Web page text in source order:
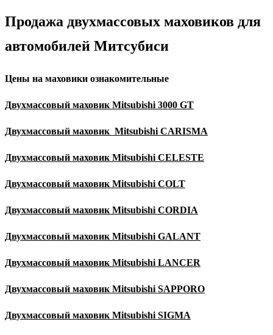
Продажа двухмассовых маховиков для
автомобилей Митсубиси
Цены на маховики ознакомительные
Двухмассовый маховик Mitsubishi 3000 GT
Двухмассовый маховик Mitsubishi CARISMA
Двухмассовый маховик Mitsubishi CELESTE
Двухмассовый маховик Mitsubishi COLT
Двухмассовый маховик Mitsubishi CORDIA
Двухмассовый маховик Mitsubishi GALANT
Двухмассовый маховик Mitsubishi LANCER
Двухмассовый маховик Mitsubishi SAPPORO
Двухмассовый маховик Mitsubishi SIGMA